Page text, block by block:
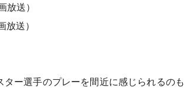
送）
送）
ー選手のプレーを間近に感じられるのも